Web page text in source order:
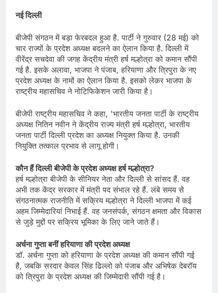
नई दिल्ली
बीजेपी संगठन में बड़ा फेरबदल हुआ है. पार्टी ने गुरुवार (28 मई) को
चार राज्यों के प्रदेश अध्यक्ष बदलने का ऐलान किया है. दिल्ली में
वीरेंद्र सचदेवा की जगह केंद्रीय मंत्री हर्ष मल्होत्रा को कमान सौंपी
गई है. इसके अलावा, भाजपा ने पंजाब, हरियाणा और त्रिपुरा के नए
प्रदेश अध्यक्ष के नामों का ऐलान किया है. इसको लेकर भाजपा के
राष्ट्रीय महासचिव ने नोटिफिकेशन जारी किया है।
बीजेपी राष्ट्रीय महासचिव ने कहा, 'भारतीय जनता पार्टी के राष्ट्रीय
अध्यक्ष नितिन नवीन ने केंद्रीय राज्य मंत्री हर्ष मल्होत्रा, भारतीय
जनता पार्टी दिल्ली प्रदेश का अध्यक्ष नियुक्त किया है. उनकी
नियुक्ति तत्काल प्रभाव से लागू होगी।
कौन हैं दिल्ली बीजेपी के प्रदेश अध्यक्ष हर्ष मल्होत्रा?
हर्ष मल्होत्रा बीजेपी के सीनियर नेता और दिल्ली से सांसद हैं. वह
अभी तक केंद्र सरकार में मंत्री पद संभाल रहे हैं. लंबे समय से
संगठनात्मक राजनीति में सक्रिय मल्होत्रा ने दिल्ली भाजपा में कई
अहम जिम्मेदारियां निभाई हैं. वह जनसंपर्क, संगठन क्षमता और विकास
से जुड़े मुद्दों पर सक्रिय भूमिका के लिए जाने जाते हैं।
अर्चना गुप्ता बनीं हरियाणा की प्रदेश अध्यक्ष
डॉ. अर्चना गुप्ता को हरियाणा के प्रदेश अध्यक्ष की कमान सौंपी गई
है, जबकि सरदार केवल सिंह ढिल्लो को पंजाब और अभिषेक देबरॉय
को त्रिपुरा के प्रदेश अध्यक्ष की जिम्मेदारी सौंपी गई है।